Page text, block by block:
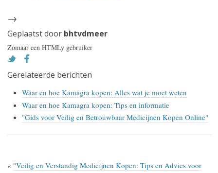
→
Geplaatst door bhtvdmeer
Zomaar een HTMLy gebruiker
Gerelateerde berichten
Waar en hoe Kamagra kopen: Alles wat je moet weten
Waar en hoe Kamagra kopen: Tips en informatie
"Gids voor Veilig en Betrouwbaar Medicijnen Kopen Online"
« "Veilig en Verstandig Medicijnen Kopen: Tips en Advies voor